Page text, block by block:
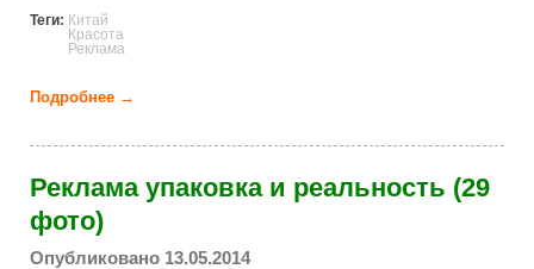
Теги: Китай
Красота
Реклама
Подробнее →
Реклама упаковка и реальность (29
фото)
Опубликовано 13.05.2014